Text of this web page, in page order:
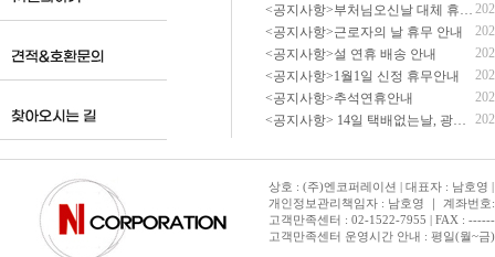
<공지사항>부처님오신날 대체 휴무 안내
<공지사항>근로자의 날 휴무 안내
<공지사항>설 연휴 배송 안내
<공지사항>1월1일 신정 휴무안내
<공지사항>추석연휴안내
<공지사항> 14일 택배없는날, 광복절 휴무 배송 안내
상호 : (주)엔코퍼레이션 | 대표자 : 남호영
개인정보관리책임자 : 남호영 ｜ 계좌번
고객만족센터 : 02-1522-7955 | FAX :
고객만족센터 운영시간 안내 : 평일(월~